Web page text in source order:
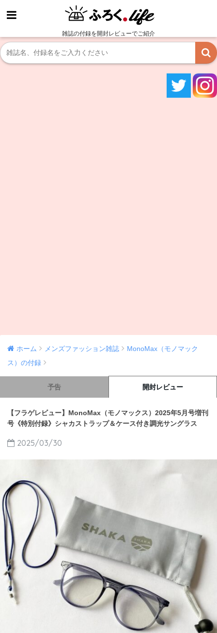
雑誌の付録を開封レビューでご紹介
ホーム メンズファッション雑誌
MonoMax（モノマック
ス）の付録
予告 開封レビュー
【フラゲレビュー】MonoMax（モノマックス）2025年5月号増刊
号《特別付録》シャカストラップ＆ケース付き調光サングラス
2025/03/30